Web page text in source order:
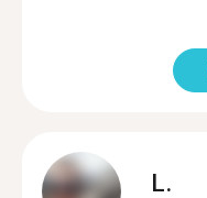
L.